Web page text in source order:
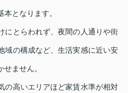
となります。
にとらわれず、夜間の人通りや街
域の構成など、生活実感に近い安
ません。
の高いエリアほど家賃水準が相対